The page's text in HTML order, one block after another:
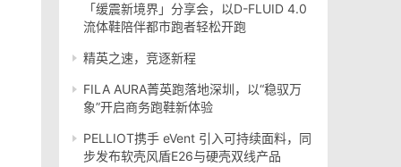
「缓震新境界」分享会，以D-FLUID 4.0
流体鞋陪伴都市跑者轻松开跑
精英之速，竞逐新程
FILA AURA菁英跑落地深圳，以“稳驭万
象”开启商务跑鞋新体验
PELLIOT携手 eVent 引入可持续面料，同
步发布软壳风盾E26与硬壳双线产品